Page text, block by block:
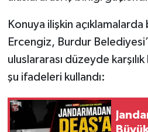
Konuya ilişkin
Ercengiz, Burdur
uluslararası düzeyde
şu ifadeleri kullandı: